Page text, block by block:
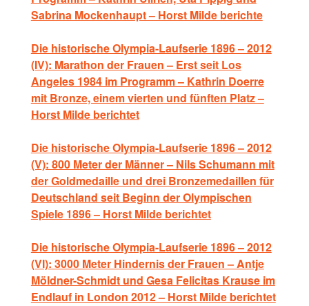
Sabrina Mockenhaupt – Horst Milde berichte
Die historische Olympia-Laufserie 1896 – 2012
(IV): Marathon der Frauen – Erst seit Los
Angeles 1984 im Programm – Kathrin Doerre
mit Bronze, einem vierten und fünften Platz –
Horst Milde berichtet
Die historische Olympia-Laufserie 1896 – 2012
(V): 800 Meter der Männer – Nils Schumann mit
der Goldmedaille und drei Bronzemedaillen für
Deutschland seit Beginn der Olympischen
Spiele 1896 – Horst Milde berichtet
Die historische Olympia-Laufserie 1896 – 2012
(VI): 3000 Meter Hindernis der Frauen – Antje
Möldner-Schmidt und Gesa Felicitas Krause im
Endlauf in London 2012 – Horst Milde berichtet